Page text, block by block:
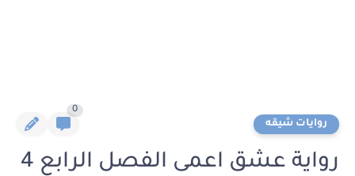
روايات شيقه
0
رواية عشق اعمى الفصل الرابع 4